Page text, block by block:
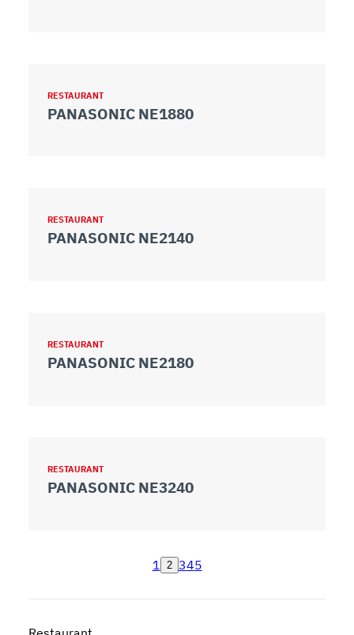
RESTAURANT
PANASONIC NE1880
RESTAURANT
PANASONIC NE2140
RESTAURANT
PANASONIC NE2180
RESTAURANT
PANASONIC NE3240
1 2 345